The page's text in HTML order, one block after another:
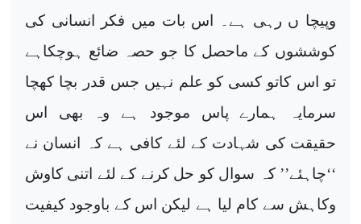
وپیچا ں رہی ہے۔ اس بات میں فکر انسانی کی
کوششوں کے ماحصل کا جو حصہ ضائع ہوچکاہے
تو اس کاتو کسی کو علم نہیں جس قدر بچا کھچا
سرمایہ ہمارے پاس موجود ہے وہ بھی اس
حقیقت کی شہادت کے لئے کافی ہے کہ انسان نے
‘‘چاہئے’’ کہ سوال کو حل کرنے کے لئے اتنی کاوش
وکاہش سے کام لیا ہے لیکن اس کے باوجود کیفیت